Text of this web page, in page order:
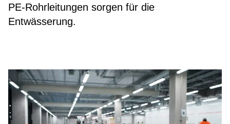
PE-Rohrleitungen sorgen für die
Entwässerung.